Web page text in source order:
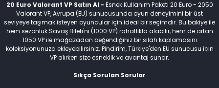
20 Euro Valorant VP Satın Al - Esnek Kullanım Paketi 20 Euro - 2050
Valorant VP, Avrupa (EU) sunucusunda oyun deneyimini bir üst
seviyeye taşımak isteyen oyuncular için ideal bir seçimdir. Bu bakiye ile
hem sezonluk Savaş Bileti'ni (1000 VP) rahatlıkla alabilir, hem de artan
1050 VP ile mağazadan beğendiğiniz bir silah kaplamasını
koleksiyonunuza ekleyebilirsiniz. Pindirim, Türkiye'den EU sunucusu için
VP alırken size esneklik ve avantaj sunar.
Sıkça Sorulan Sorular